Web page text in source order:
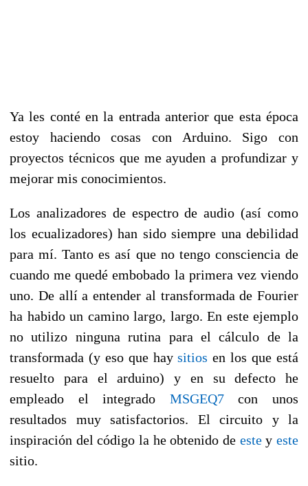
Ya les conté en la entrada anterior que esta época
estoy haciendo cosas con Arduino. Sigo con
proyectos técnicos que me ayuden a profundizar y
mejorar mis conocimientos.
Los analizadores de espectro de audio (así como
los ecualizadores) han sido siempre una debilidad
para mí. Tanto es así que no tengo consciencia de
cuando me quedé embobado la primera vez viendo
uno. De allí a entender al transformada de Fourier
ha habido un camino largo, largo. En este ejemplo
no utilizo ninguna rutina para el cálculo de la
transformada (y eso que haysitios en los que está
resuelto para el arduino) y en su defecto he
empleado el integrado MSGEQ7con unos
resultados muy satisfactorios. El circuito y la
inspiración del código la he obtenido de esteyeste
sitio.